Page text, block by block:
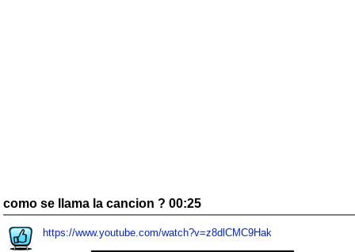
como se llama la cancion ? 00:25
https://www.youtube.com/watch?v=z8dlCMC9Hak